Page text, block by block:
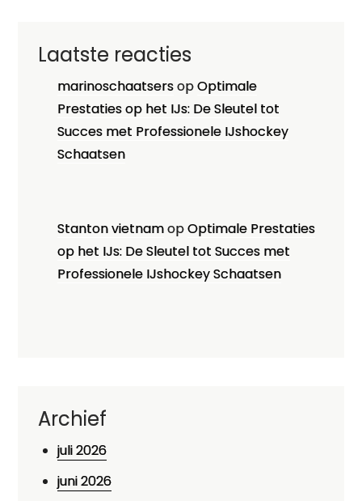
Laatste reacties
marinoschaatsersopOptimale
Prestaties op het IJs: De Sleutel tot
Succes met Professionele IJshockey
Schaatsen
Stanton vietnamopOptimale Prestaties
op het IJs: De Sleutel tot Succes met
Professionele IJshockey Schaatsen
Archief
juli 2026
juni 2026